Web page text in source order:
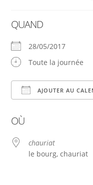
QUAND
28/05/2017
Toute la journée
AJOUTER AU
OÙ
chauriat
le bourg, chauriat